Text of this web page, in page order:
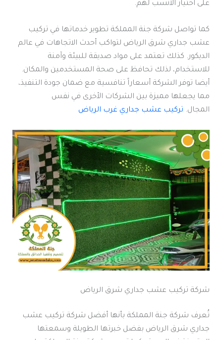
على اختيار الأنسب لهم.
كما تواصل شركة جنة المملكة تطوير خدماتها في تركيب
عشب جداري شرق الرياض لتواكب أحدث الاتجاهات في عالم
الديكور. كذلك تعتمد على مواد صديقة للبيئة وآمنة
للاستخدام، لذلك تحافظ على صحة المستخدمين والمكان.
أيضا توفر الشركة أسعاراً تنافسية مع ضمان جودة التنفيذ،
مما يجعلها مميزة بين الشركات الأخرى في نفس
المجال. تركيب عشب جداري غرب الرياض
شركة تركيب عشب جداري شرق الرياض
تُعرف شركة جنة المملكة بأنها أفضل شركة تركيب عشب
جداري شرق الرياض بفضل خبرتها الطويلة وسمعتها